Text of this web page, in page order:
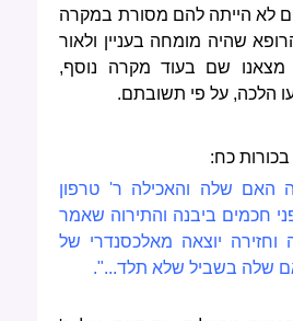
לא הייתה להם מסורת במקרה
שהיה מומחה בעניין ולאור
מצאנו שם בעוד מקרה נוסף,
הלכה, על פי תשובתם.
כח:
האם שלה והאכילה ר' טרפון
חכמים ביבנה והתירוה שאמר
וחזירה יוצאה מאלכסנדרי של
שלה בשביל שלא תלד...".